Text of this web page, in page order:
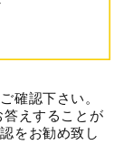
確認下さい。
えすることが
をお勧め致し